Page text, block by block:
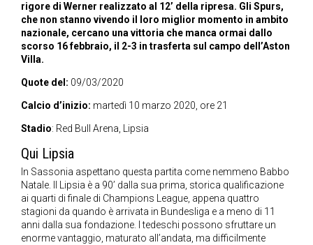
rigore di Werner realizzato al 12’ della ripresa. Gli Spurs,
che non stanno vivendo il loro miglior momento in ambito
nazionale, cercano una vittoria che manca ormai dallo
scorso 16 febbraio, il 2-3 in trasferta sul campo dell’Aston
Villa.
Quote del: 09/03/2020
Calcio d’inizio: martedì 10 marzo 2020, ore 21
Stadio: Red Bull Arena, Lipsia
Qui Lipsia
In Sassonia aspettano questa partita come nemmeno Babbo
Natale. Il Lipsia è a 90’ dalla sua prima, storica qualificazione
ai quarti di finale di Champions League, appena quattro
stagioni da quando è arrivata in Bundesliga e a meno di 11
anni dalla sua fondazione. I tedeschi possono sfruttare un
enorme vantaggio, maturato all’andata, ma difficilmente